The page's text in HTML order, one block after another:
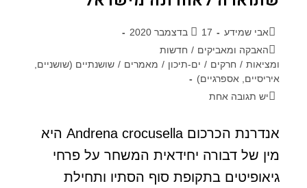
אבי שמידע
17 בדצמבר 2020
האבקה ומאביקים / חדשות
ומציאות / חרקים / ים-תיכון / מאמרים / שושנתיים (שושניים,
איריסיים, אספרגיים)
יש תגובה אחת
אנדרנת הכרכום Andrena crocusella היא
מין של דבורה יחידאית המשחר על פרחי
גיאופיטים בתקופת סוף הסתיו ותחילת